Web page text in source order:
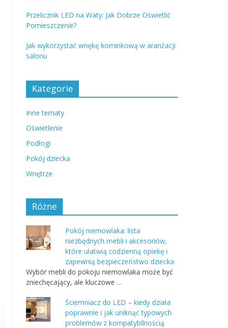
Przelicznik LED na Waty: Jak Dobrze Oświetlić
Pomieszczenie?
Jak wykorzystać wnękę kominkową w aranżacji
salonu
Kategorie
Inne tematy
Oświetlenie
Podłogi
Pokój dziecka
Wnętrze
Różne
Pokój niemowlaka: lista
niezbędnych mebli i akcesoriów,
które ułatwią codzienną opiekę i
zapewnią bezpieczeństwo dziecka
Wybór mebli do pokoju niemowlaka może być
zniechęcający, ale kluczowe …
Ściemniacz do LED – kiedy działa
poprawnie i jak uniknąć typowych
problemów z kompatybilnością